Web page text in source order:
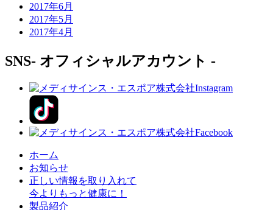
2017年6月
2017年5月
2017年4月
SNS- オフィシャルアカウント -
ホーム
お知らせ
正しい情報を取り入れて
今よりもっと健康に！
製品紹介